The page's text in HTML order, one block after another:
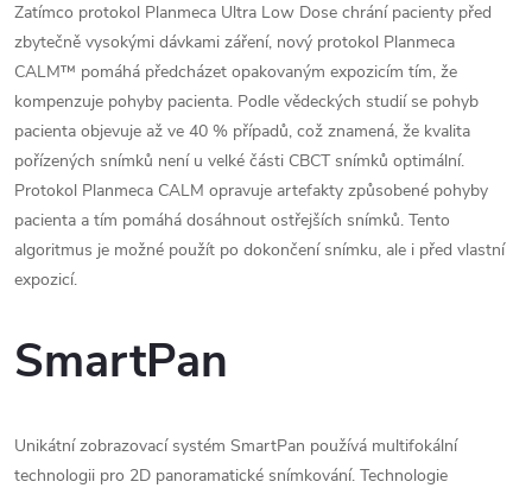
Zatímco protokol Planmeca Ultra Low Dose chrání pacienty před
zbytečně vysokými dávkami záření, nový protokol Planmeca
CALM™ pomáhá předcházet opakovaným expozicím tím, že
kompenzuje pohyby pacienta. Podle vědeckých studií se pohyb
pacienta objevuje až ve 40 % případů, což znamená, že kvalita
pořízených snímků není u velké části CBCT snímků optimální.
Protokol Planmeca CALM opravuje artefakty způsobené pohyby
pacienta a tím pomáhá dosáhnout ostřejších snímků. Tento
algoritmus je možné použít po dokončení snímku, ale i před vlastní
expozicí.
SmartPan
Unikátní zobrazovací systém SmartPan používá multifokální
technologii pro 2D panoramatické snímkování. Technologie